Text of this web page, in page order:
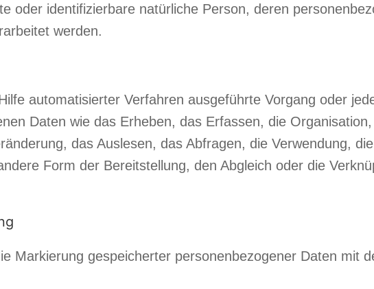
oder identifizierbare natürliche Person, deren
werden.
automatisierter Verfahren ausgeführte Vorgang oder
Daten wie das Erheben, das Erfassen, die
das Auslesen, das Abfragen, die Verwendung,
Form der Bereitstellung, den Abgleich oder die
Markierung gespeicherter personenbezogener Daten mit